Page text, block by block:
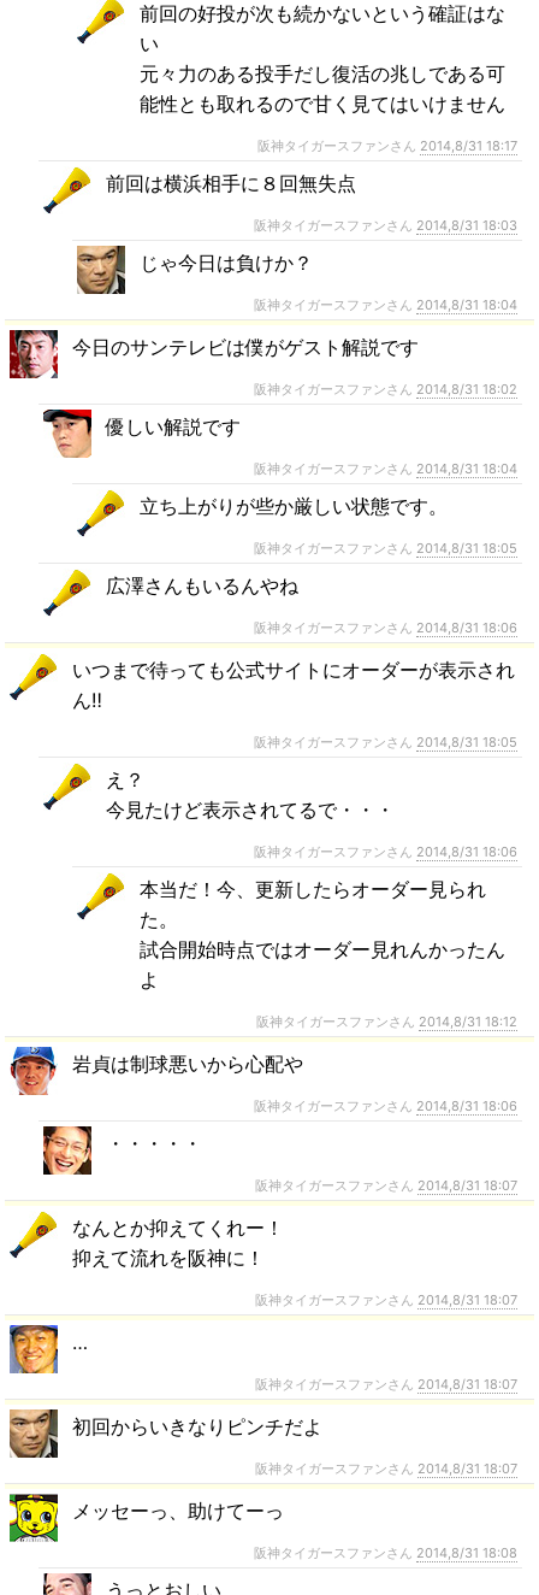
前回の好投が次も続かないという確証はな
い
元々力のある投手だし復活の兆しである可
能性とも取れるので甘く見てはいけません
阪神タイガースファンさん 2014,8/31 18:17
前回は横浜相手に８回無失点
阪神タイガースファンさん 2014,8/31 18:03
じゃ今日は負けか？
阪神タイガースファンさん 2014,8/31 18:04
今日のサンテレビは僕がゲスト解説です
阪神タイガースファンさん 2014,8/31 18:02
優しい解説です
阪神タイガースファンさん 2014,8/31 18:04
立ち上がりが些か厳しい状態です。
阪神タイガースファンさん 2014,8/31 18:05
広澤さんもいるんやね
阪神タイガースファンさん 2014,8/31 18:06
いつまで待っても公式サイトにオーダーが表示され
ん‼︎
阪神タイガースファンさん 2014,8/31 18:05
え？
今見たけど表示されてるで・・・
阪神タイガースファンさん 2014,8/31 18:06
本当だ！今、更新したらオーダー見られ
た。
試合開始時点ではオーダー見れんかったん
よ
阪神タイガースファンさん 2014,8/31 18:12
岩貞は制球悪いから心配や
阪神タイガースファンさん 2014,8/31 18:06
・・・・・
阪神タイガースファンさん 2014,8/31 18:07
なんとか抑えてくれー！
抑えて流れを阪神に！
阪神タイガースファンさん 2014,8/31 18:07
…
阪神タイガースファンさん 2014,8/31 18:07
初回からいきなりピンチだよ
阪神タイガースファンさん 2014,8/31 18:07
メッセーっ、助けてーっ
阪神タイガースファンさん 2014,8/31 18:08